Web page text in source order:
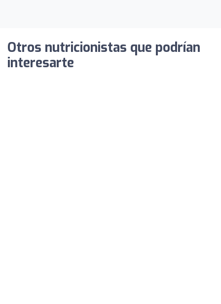
Otros nutricionistas que podrían
interesarte